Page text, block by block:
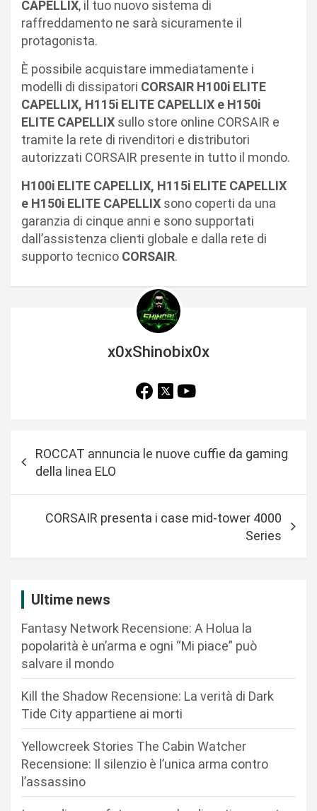
CAPELLIX, il tuo nuovo sistema di
raffreddamento ne sarà sicuramente il
protagonista.
È possibile acquistare immediatamente i
modelli di dissipatori CORSAIR H100i ELITE
CAPELLIX, H115i ELITE CAPELLIX e H150i
ELITE CAPELLIX sullo store online CORSAIR e
tramite la rete di rivenditori e distributori
autorizzati CORSAIR presente in tutto il mondo.
H100i ELITE CAPELLIX, H115i ELITE CAPELLIX
e H150i ELITE CAPELLIX sono coperti da una
garanzia di cinque anni e sono supportati
dall’assistenza clienti globale e dalla rete di
supporto tecnico CORSAIR.
x0xShinobix0x
a
ROCCAT annuncia le nuove cuffie da gaming
della linea ELO
CORSAIR presenta i case mid-tower 4000
Series
Ultime news
Fantasy Network Recensione: A Holua la
popolarità è un’arma e ogni “Mi piace” può
salvare il mondo
Kill the Shadow Recensione: La verità di Dark
Tide City appartiene ai morti
Yellowcreek Stories The Cabin Watcher
Recensione: Il silenzio è l’unica arma contro
l’assassino